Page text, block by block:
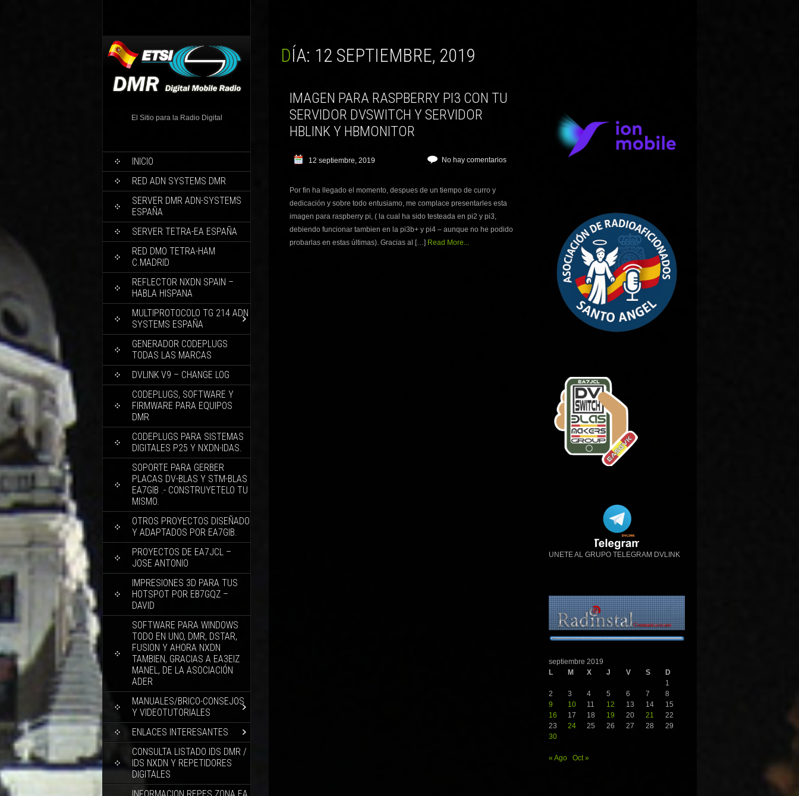
El Sitio para la Radio Digital
INICIO
RED ADN SYSTEMS DMR
SERVER DMR ADN-SYSTEMS
ESPAÑA
SERVER TETRA-EA ESPAÑA
RED DMO TETRA-HAM
C.MADRID
REFLECTOR NXDN SPAIN –
HABLA HISPANA
MULTIPROTOCOLO TG 214 ADN
SYSTEMS ESPAÑA
GENERADOR CODEPLUGS
TODAS LAS MARCAS
DVLINK V9 – CHANGE LOG
CODEPLUGS, SOFTWARE Y
FIRMWARE PARA EQUIPOS
DMR
CODEPLUGS PARA SISTEMAS
DIGITALES P25 Y NXDN-IDAS.
SOPORTE PARA GERBER
PLACAS DV-BLAS Y STM-BLAS
EA7GIB .- CONSTRUYETELO TU
MISMO.
OTROS PROYECTOS DISEÑADO
Y ADAPTADOS POR EA7GIB.
PROYECTOS DE EA7JCL –
JOSE ANTONIO
IMPRESIONES 3D PARA TUS
HOTSPOT POR EB7GQZ –
DAVID
SOFTWARE PARA WINDOWS
TODO EN UNO, DMR, DSTAR,
FUSION Y AHORA NXDN
TAMBIEN, GRACIAS A EA3EIZ
MANEL, DE LA ASOCIACIÓN
ADER
MANUALES/BRICO-CONSEJOS
Y VIDEOTUTORIALES
ENLACES INTERESANTES
CONSULTA LISTADO IDS DMR /
IDS NXDN Y REPETIDORES
DIGITALES
INFORMACION REPES ZONA EA
DÍA: 12 SEPTIEMBRE, 2019
IMAGEN PARA RASPBERRY PI3 CON TU
SERVIDOR DVSWITCH Y SERVIDOR
HBLINK Y HBMONITOR
12 septiembre, 2019 No hay comentarios
Por fin ha llegado el momento, despues de un tiempo de curro y
dedicación y sobre todo entusiamo, me complace presentarles esta
imagen para raspberry pi, ( la cual ha sido testeada en pi2 y pi3,
debiendo funcionar tambien en la pi3b+ y pi4 – aunque no he podido
probarlas en estas últimas). Gracias al […] Read More...
UNETE AL GRUPO TELEGRAM DVLINK
septiembre 2019
L
M X J V S
D
1
2
3 4 5 6 7
8
9
10 11 12 13 14
15
16
17 18 19 20 21
22
23
24 25 26 27 28
29
30
« Ago Oct »